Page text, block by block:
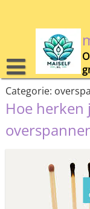
Categorie:
Hoe herken